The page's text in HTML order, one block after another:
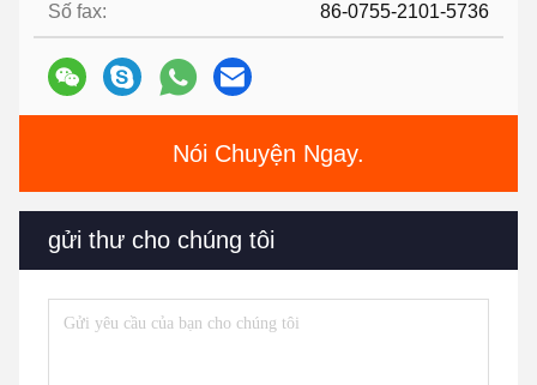
Số fax: 86-0755-2101-5736
Nói Chuyện Ngay.
gửi thư cho chúng tôi